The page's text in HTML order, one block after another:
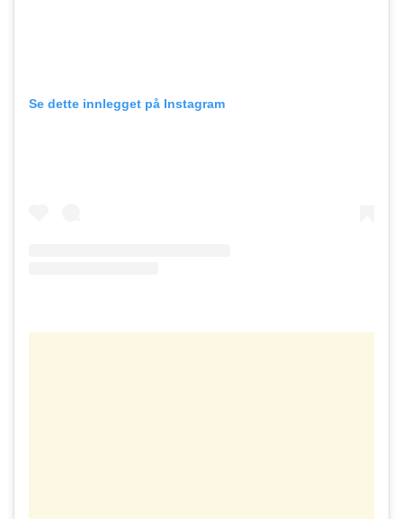
Se dette innlegget på Instagram